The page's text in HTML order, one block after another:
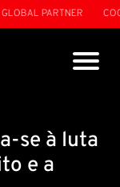
PARTNER
se à luta
e a